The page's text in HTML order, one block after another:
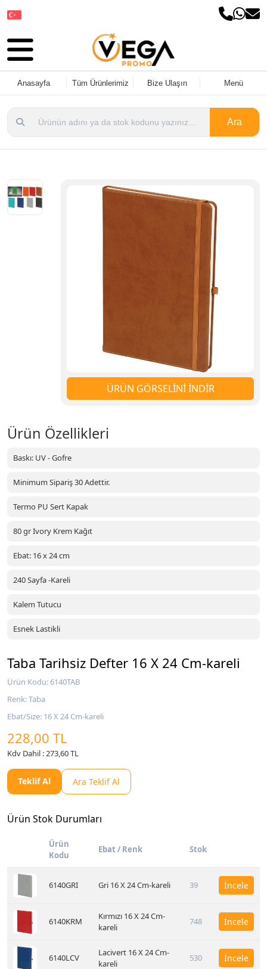
Anasayfa Tüm Ürünlerimiz Bize Ulaşın Menü
Ara
ÜRÜN GÖRSELİNİ İNDİR
Ürün Özellikleri
Baskı: UV - Gofre
Minimum Sipariş 30 Adettir.
Termo PU Sert Kapak
80 gr Ivory Krem Kağıt
Ebat: 16 x 24 cm
240 Sayfa -Kareli
Kalem Tutucu
Esnek Lastikli
Taba Tarihsiz Defter 16 X 24 Cm-kareli
Ürün Kodu: 6140TAB
Renk: Taba
Ebat/Size: 16 X 24 Cm-kareli
228,00 TL
Kdv Dahil : 273,60 TL
Teklif Al Ara Teklif Al
Ürün Stok Durumları
Ürün
Kodu
Ebat / Renk Stok
6140GRI Gri 16 X 24 Cm-kareli 39 İncele
6140KRM
Kırmızı 16 X 24 Cm-
kareli
748 İncele
6140LCV
Lacivert 16 X 24 Cm-
kareli
530 İncele